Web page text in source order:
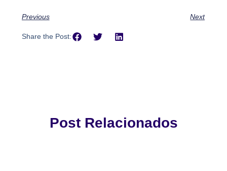
Previous Next
Share the Post:
Post Relacionados